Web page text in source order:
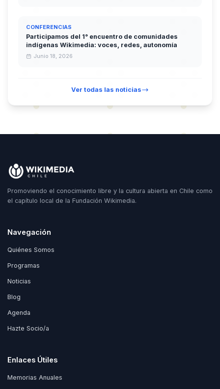
CONFERENCIAS
Participamos del 1° encuentro de comunidades
indígenas Wikimedia: voces, redes, autonomía
Junio 18, 2026
Ver todas las noticias
Promoviendo el conocimiento libre y la cultura abierta en Chile como
el capítulo local de la Fundación Wikimedia.
Navegación
Quiénes Somos
Programas
Noticias
Blog
Agenda
Hazte Socio/a
Enlaces Útiles
Memorias Anuales